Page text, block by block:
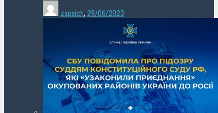
zapsich, 29/06/2023